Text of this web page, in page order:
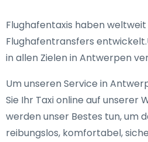
Flughafentaxis haben
Flughafentransfers
in allen Zielen in Antwerpen
Um unseren Service in
Sie Ihr Taxi online auf unserer
werden unser Bestes tun, um
reibungslos, komfortabel,